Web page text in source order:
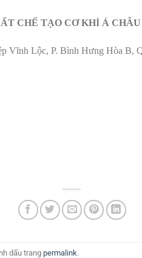
CHẾ TẠO CƠ KHÍ Á CHÂU
Vĩnh Lộc, P. Bình Hưng Hòa B,
dấu trang permalink.